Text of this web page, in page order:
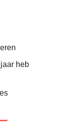
heb